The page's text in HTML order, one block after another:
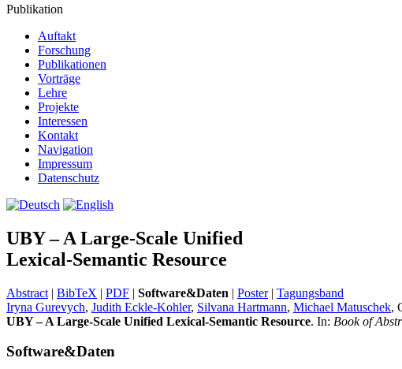
Publikation
Auftakt
Forschung
Publikationen
Vorträge
Lehre
Projekte
Interessen
Kontakt
Navigation
Impressum
Datenschutz
UBY – A Large-Scale Unified
Lexical-Semantic Resource
Abstract | BibTeX | PDF | Software&Daten | Poster| Tagungsband
Iryna Gurevych, Judith Eckle-Kohler, Silvana Hartmann, Michael Matuschek,
UBY – A Large-Scale Unified Lexical-Semantic Resource. In: Book of
Software&Daten